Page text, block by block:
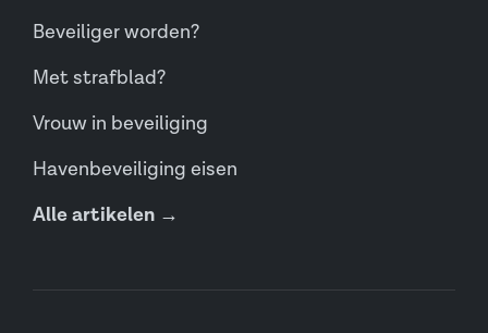
Beveiliger worden?
Met strafblad?
Vrouw in beveiliging
Havenbeveiliging eisen
Alle artikelen →